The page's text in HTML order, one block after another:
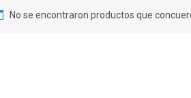
No se encontraron productos que